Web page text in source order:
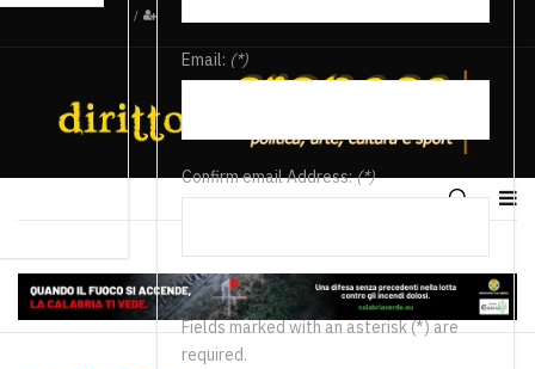
/
Email: (*)
Confirm email Address:(*)
Fields marked with an asterisk (*) are
required.